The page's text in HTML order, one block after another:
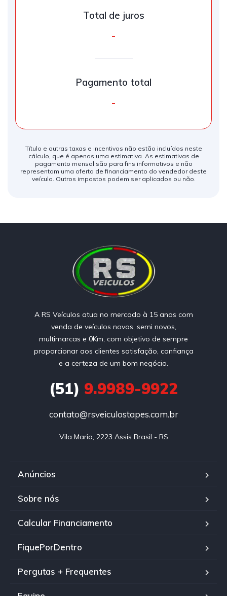
Total de juros
-
Pagamento total
-
Título e outras taxas e incentivos não estão incluídos neste
cálculo, que é apenas uma estimativa. As estimativas de
pagamento mensal são para fins informativos e não
representam uma oferta de financiamento do vendedor deste
veículo. Outros impostos podem ser aplicados ou não.
A RS Veículos atua no mercado à 15 anos com
venda de veículos novos, semi novos,
multimarcas e 0Km, com objetivo de sempre
proporcionar aos clientes satisfação, confiança
e a certeza de um bom negócio.
(51) 9.9989-9922
contato@rsveiculostapes.com.br
Vila Maria, 2223 Assis Brasil - RS
Anúncios
Sobre nós
Calcular Financiamento
FiquePorDentro
Pergutas + Frequentes